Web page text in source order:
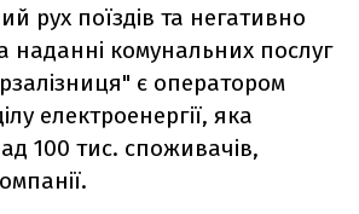
рух поїздів та негативно
наданні комунальних послуг
є оператором
електроенергії, яка
100 тис. споживачів,